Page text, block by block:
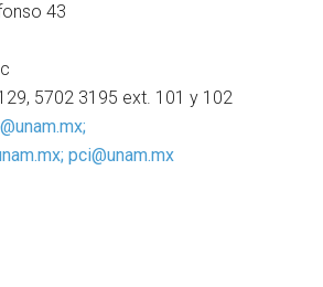
43
5702 3195 ext. 101 y 102
pci@unam.mx